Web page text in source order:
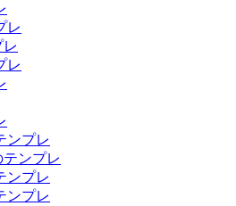
レ
レ
ンプレ
ンプレ
ンプレ
ンプレ